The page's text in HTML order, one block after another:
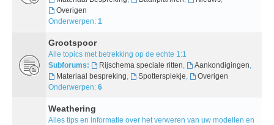
Overigen
Onderwerpen: 1
Grootspoor
Alle topics met betrekking op de echte 1:1
Subforums:
Rijschema speciale ritten, Aankondigingen,
Materiaal bespreking, Spottersplekje,
Overigen
Onderwerpen: 6
Weathering
Alles tips en informatie over het verweren van uw modellen en